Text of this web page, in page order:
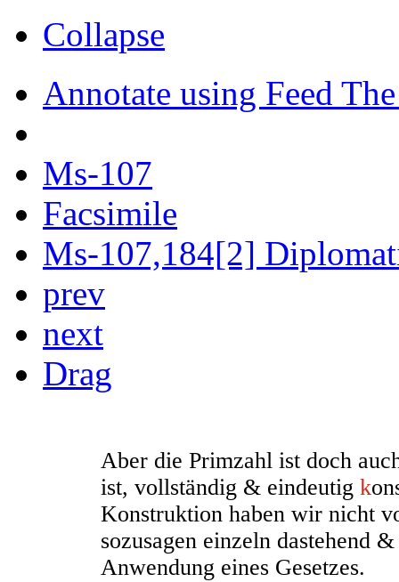
Collapse
Annotate using Feed
Ms-107
Facsimile
Ms-107,184[2]
prev
next
Drag
Aber die Primzahl ist doch
ist, vollständig & eindeutig k
Konstruktion haben wir nicht
sozusagen einzeln dastehend
Anwendung eines Gesetzes.